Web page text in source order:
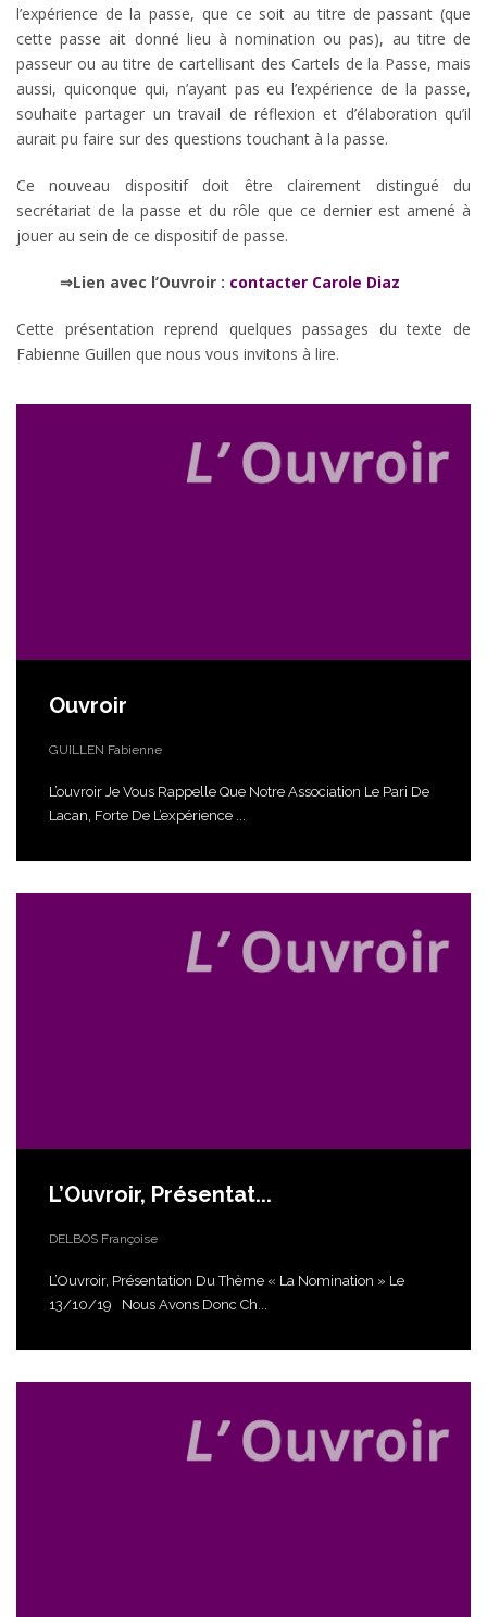
l’expérience de la passe, que ce soit au titre de passant (que
cette passe ait donné lieu à nomination ou pas), au titre de
passeur ou au titre de cartellisant des Cartels de la Passe, mais
aussi, quiconque qui, n’ayant pas eu l’expérience de la passe,
souhaite partager un travail de réflexion et d’élaboration qu’il
aurait pu faire sur des questions touchant à la passe.
Ce nouveau dispositif doit être clairement distingué du
secrétariat de la passe et du rôle que ce dernier est amené à
jouer au sein de ce dispositif de passe.
⇒Lien avec l’Ouvroir : contacter Carole Diaz
Cette présentation reprend quelques passages du texte de
Fabienne Guillen que nous vous invitons à lire.
Ouvroir
GUILLEN Fabienne
L’ouvroir Je Vous Rappelle Que Notre Association Le Pari De
Lacan, Forte De L’expérience ...
L’Ouvroir, Présentat...
DELBOS Françoise
L’Ouvroir, Présentation Du Thème « La Nomination » Le
13/10/19 Nous Avons Donc Ch...